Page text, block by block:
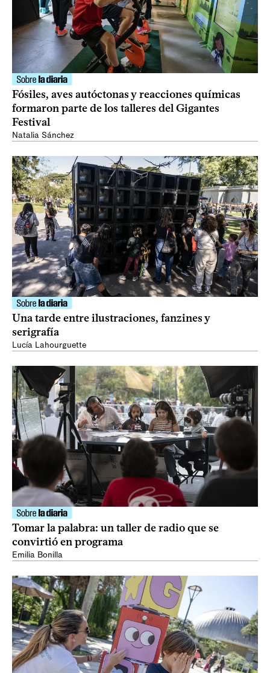
Fósiles, aves autóctonas y reacciones químicas
formaron parte de los talleres del Gigantes
Festival
Natalia Sánchez
Una tarde entre ilustraciones, fanzines y
serigrafía
Lucía Lahourguette
Tomar la palabra: un taller de radio que se
convirtió en programa
Emilia Bonilla